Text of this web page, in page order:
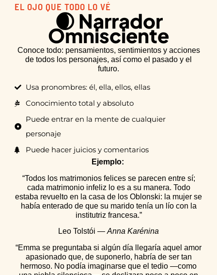
EL OJO QUE TODO LO VÉ
🌒 Narrador
Omnisciente
Conoce todo: pensamientos, sentimientos y acciones
de todos los personajes, así como el pasado y el
futuro.
Usa pronombres: él, ella, ellos, ellas
Conocimiento total y absoluto
Puede entrar en la mente de cualquier
personaje
Puede hacer juicios y comentarios
Ejemplo:
“Todos los matrimonios felices se parecen entre sí;
cada matrimonio infeliz lo es a su manera. Todo
estaba revuelto en la casa de los Oblonski: la mujer se
había enterado de que su marido tenía un lío con la
institutriz francesa.”
Leo Tolstói — Anna Karénina
“Emma se preguntaba si algún día llegaría aquel amor
apasionado que, de suponerlo, habría de ser tan
hermoso. No podía imaginarse que el tedio —como